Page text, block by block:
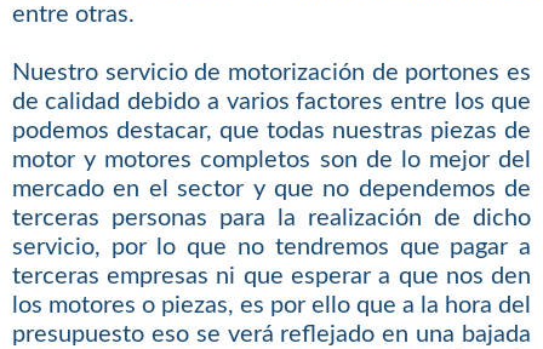
entre otras.
Nuestro servicio de motorización de portones es
de calidad debido a varios factores entre los que
podemos destacar, que todas nuestras piezas de
motor y motores completos son de lo mejor del
mercado en el sector y que no dependemos de
terceras personas para la realización de dicho
servicio, por lo que no tendremos que pagar a
terceras empresas ni que esperar a que nos den
los motores o piezas, es por ello que a la hora del
presupuesto eso se verá reflejado en una bajada